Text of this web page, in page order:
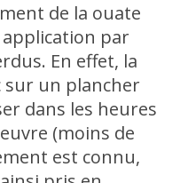
de la ouate
application par
En effet, la
sur un plancher
dans les heures
(moins de
est connu,